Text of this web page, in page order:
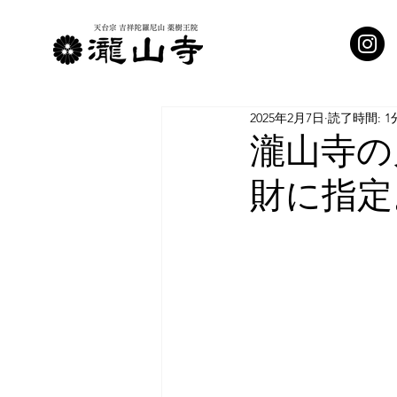
瀧山寺
財に指
2025年2月7日 読了時間: 1